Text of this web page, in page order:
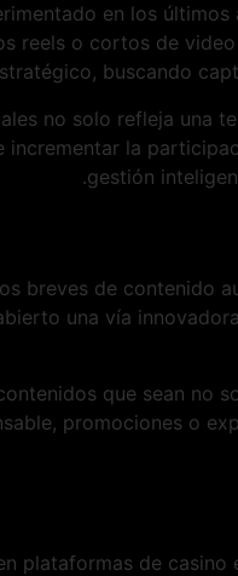
en los
reels o cortos de
buscando
no solo refleja una
la
gestión
breves de contenido
una vía
que sean no
promociones o
plataformas de